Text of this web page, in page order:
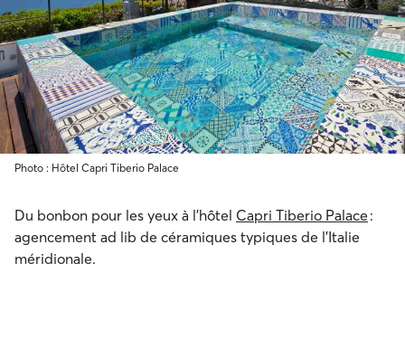
Photo : Hôtel Capri Tiberio Palace
Du bonbon pour les yeux à l’hôtel Capri Tiberio Palace :
agencement ad lib de céramiques typiques de l’Italie
méridionale.